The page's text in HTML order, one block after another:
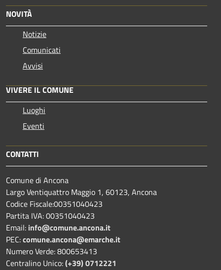
NOVITÀ
Notizie
Comunicati
Avvisi
VIVERE IL COMUNE
Luoghi
Eventi
CONTATTI
Comune di Ancona
Largo Ventiquattro Maggio 1, 60123, Ancona
Codice Fiscale:00351040423
Partita IVA: 00351040423
Email: info@comune.ancona.it
PEC:comune.ancona@emarche.it
Numero Verde: 800653413
Centralino Unico:(+39) 0712221